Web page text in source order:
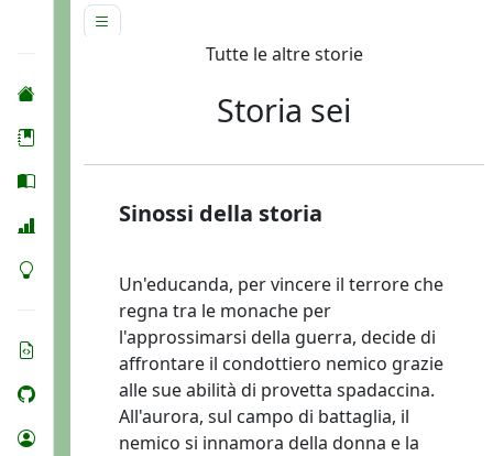
Tutte le altre storie
Storia sei
Sinossi della storia
Un'educanda, per vincere il terrore che
regna tra le monache per
l'approssimarsi della guerra, decide di
affrontare il condottiero nemico grazie
alle sue abilità di provetta spadaccina.
All'aurora, sul campo di battaglia, il
nemico si innamora della donna e la